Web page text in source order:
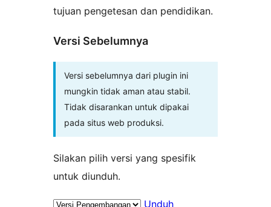
tujuan pengetesan dan pendidikan.
Versi Sebelumnya
Versi sebelumnya dari plugin ini
mungkin tidak aman atau stabil.
Tidak disarankan untuk dipakai
pada situs web produksi.
Silakan pilih versi yang spesifik
untuk diunduh.
Unduh